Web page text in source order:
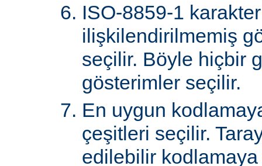
ISO-8859-1
ilişkilendirilmemiş
seçilir. Böyle hiçbir
gösterimler seçilir.
En uygun
çeşitleri seçilir.
edilebilir